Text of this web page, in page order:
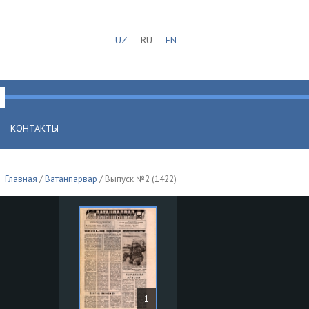
UZ RU EN
КОНТАКТЫ
Главная /Ватанпарвар / Выпуск №2 (1422)
1